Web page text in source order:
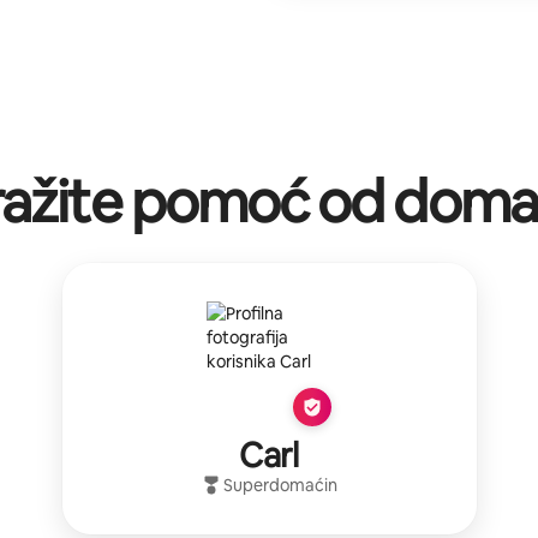
pomoć od
Carl
Superdomaćin